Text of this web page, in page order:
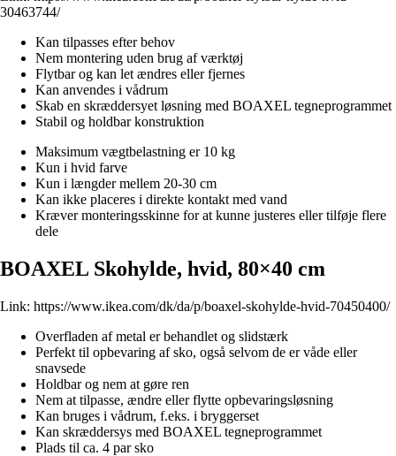
30463744/
Kan tilpasses efter behov
Nem montering uden brug af værktøj
Flytbar og kan let ændres eller fjernes
Kan anvendes i vådrum
Skab en skræddersyet løsning med BOAXEL tegneprogrammet
Stabil og holdbar konstruktion
Maksimum vægtbelastning er 10 kg
Kun i hvid farve
Kun i længder mellem 20-30 cm
Kan ikke placeres i direkte kontakt med vand
Kræver monteringsskinne for at kunne justeres eller tilføje flere
dele
BOAXEL Skohylde, hvid, 80×40 cm
Link: https://www.ikea.com/dk/da/p/boaxel-skohylde-hvid-70450400/
Overfladen af metal er behandlet og slidstærk
Perfekt til opbevaring af sko, også selvom de er våde eller
snavsede
Holdbar og nem at gøre ren
Nem at tilpasse, ændre eller flytte opbevaringsløsning
Kan bruges i vådrum, f.eks. i bryggerset
Kan skræddersys med BOAXEL tegneprogrammet
Plads til ca. 4 par sko